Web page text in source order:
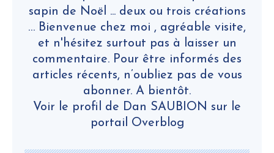
sapin de Noël ... deux ou trois créations
… Bienvenue chez moi , agréable visite,
et n'hésitez surtout pas à laisser un
commentaire. Pour être informés des
articles récents, n’oubliez pas de vous
abonner. A bientôt.
Voir le profil de Dan SAUBION sur le
portail Overblog